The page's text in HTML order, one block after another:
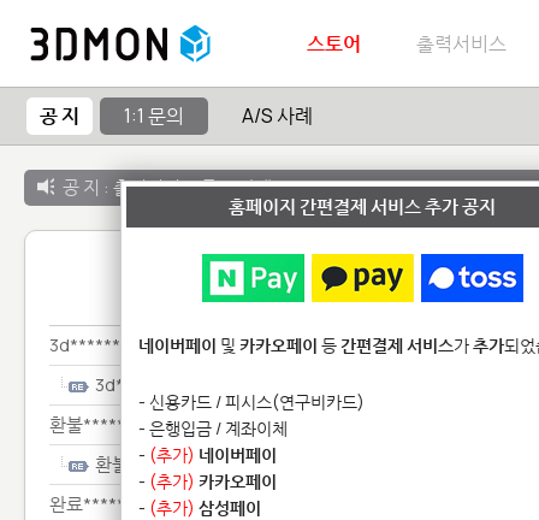
스토어 출력서비스
공 지 1:1 문의 A/S 사례
공 지 : 출력서비스 종료 안내
1:1 문
3d************
3d************
환불*******
환불*******
완료***************
홈페이지 간편결제 서비스 추가 공지
네이버페이 및 카카오페이 등간편결제 서비스가추가되
- 신용카드 / 피시스(연구비카드)
- 은행입금 / 계좌이체
- (추가) 네이버페이
- (추가) 카카오페이
- (추가) 삼성페이